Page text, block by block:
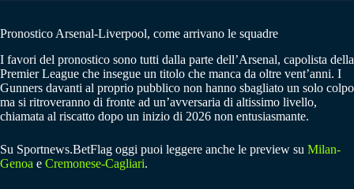
Pronostico Arsenal-Liverpool, come arrivano le squadre
I favori del pronostico sono tutti dalla parte dell’Arsenal, capolista della
Premier League che insegue un titolo che manca da oltre vent’anni. I
Gunners davanti al proprio pubblico non hanno sbagliato un solo colpo
ma si ritroveranno di fronte ad un’avversaria di altissimo livello,
chiamata al riscatto dopo un inizio di 2026 non entusiasmante.
Su Sportnews.BetFlag oggi puoi leggere anche le preview su Milan-
Genoa e Cremonese-Cagliari.